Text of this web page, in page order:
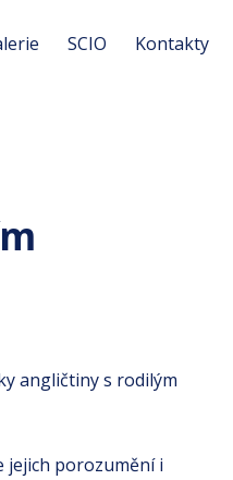
SCIO Kontakty
angličtiny s rodilým
porozumění i